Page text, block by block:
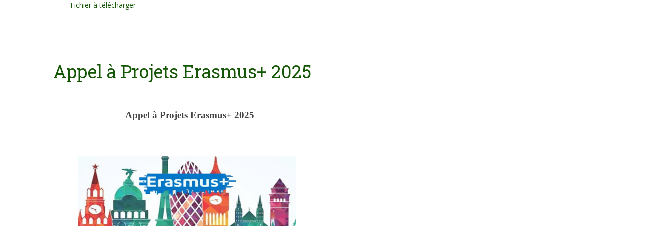
Fichier à télécharger
Appel à Projets Erasmus+ 2025
Appel à Projets Erasmus+ 2025